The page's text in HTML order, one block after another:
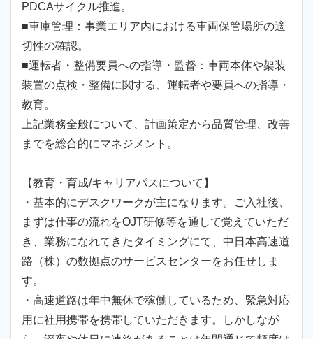
PDCAサイクル推進。
■車庫管理：事業エリア内における車両保管場所の適
切性の確認。
■運転者・整備要員への指導・監督：車両本体や架装
装置の点検・整備に関する、運転者や要員への指導・
教育。
上記業務全般について、計画策定から品質管理、改善
までを総合的にマネジメント。
【教育・育成/キャリアパスについて】
・基本的にデスクワークが主になります。ご入社後、
まずは仕事の流れをOJT研修等を通して覚えていただ
き、業務になれてきたタイミングにて、中日本高速道
路（株）の数拠点のサービスセンターをお任せしま
す。
・高速道路は年中無休で稼働しているため、緊急対応
用に社用携帯を携帯していただきます。しかしなが